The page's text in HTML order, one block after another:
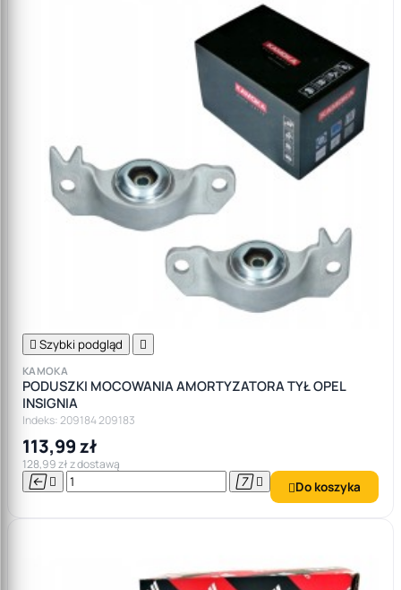
 Szybki podgląd 
KAMOKA
PODUSZKI MOCOWANIA AMORTYZATORA TYŁ OPEL
INSIGNIA
Indeks: 209184 209183
113,99 zł
128,99 zł z dostawą
    Do koszyka